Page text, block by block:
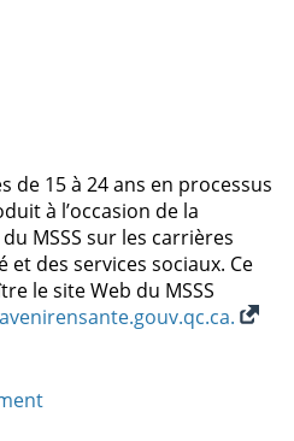
de 15 à 24 ans en processus
à l’occasion de la
MSSS sur les carrières
et des services sociaux. Ce
le site Web du MSSS